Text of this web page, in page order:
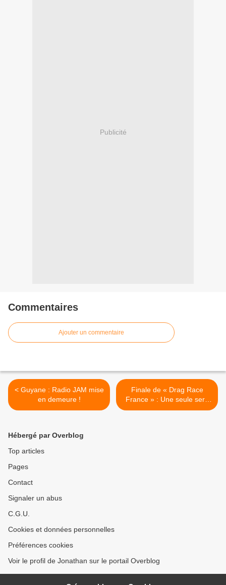
Publicité
Commentaires
Ajouter un commentaire
< Guyane : Radio JAM mise
en demeure !
Finale de « Drag Race
France » : Une seule sera
la reine ! >
Hébergé par Overblog
Top articles
Pages
Contact
Signaler un abus
C.G.U.
Cookies et données personnelles
Préférences cookies
Voir le profil de Jonathan sur le portail Overblog